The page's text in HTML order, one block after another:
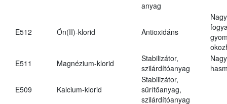
anyag
E512 Ón(II)-klorid Antioxidáns
E511
Magnézium-klorid
Stabilizátor,
szilárdítóanyag
E509 Kalcium-klorid
Stabilizátor,
sűrítőanyag,
szilárdítóanyag